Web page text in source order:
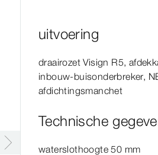
uitvoering
draairozetVisign R5,
inbouw-​buisonderbreker,
afdichtingsmanchet
Technische
waterslothoogte 50 mm